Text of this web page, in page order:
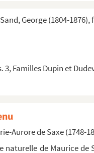
George (1804-
3, Familles Dupin et
Aurore de Saxe (1748-
naturelle de Maurice de